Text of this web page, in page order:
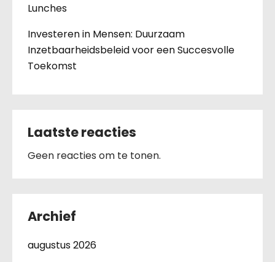
Lunches
Investeren in Mensen: Duurzaam
Inzetbaarheidsbeleid voor een Succesvolle
Toekomst
Laatste reacties
Geen reacties om te tonen.
Archief
augustus 2026